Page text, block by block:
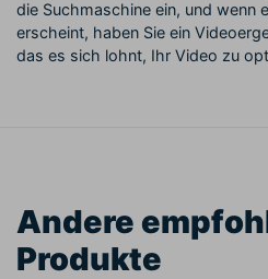
die Suchmaschine ein, und wenn
erscheint, haben Sie ein
das es sich lohnt, Ihr Video zu
Andere
Produkte